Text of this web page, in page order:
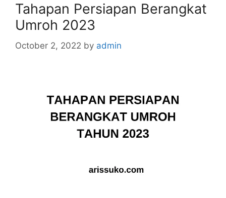
Tahapan Persiapan Berangkat
Umroh 2023
October 2, 2022 by admin